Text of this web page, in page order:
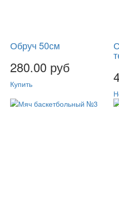
Обруч 50см
280.00 руб
Купить